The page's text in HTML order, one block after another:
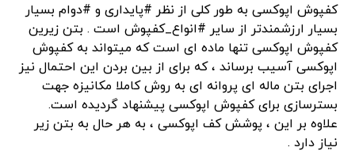
کفپوش اپوکسی به طور کلی از نظر #پایداری و #دوام بسیار
بسیار ارزشمندتر از سایر #انواع_کفپوش است . بتن زیرین
کفپوش اپوکسی تنها ماده ای است که میتواند به کفپوش
اپوکسی آسیب برساند ، که برای از بین بردن این احتمال نیز
اجرای بتن ماله ای پروانه ای به روش کاملا مکانیزه جهت
بسترسازی برای کفپوش اپوکسی پیشنهاد گردیده است.
علاوه بر این ، پوشش کف اپوکسی ، به هر حال به بتن زیر
نیاز دارد .